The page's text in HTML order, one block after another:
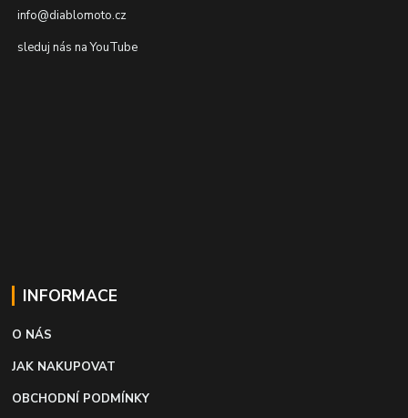
info@diablomoto.cz
sleduj nás na YouTube
INFORMACE
O NÁS
JAK NAKUPOVAT
OBCHODNÍ PODMÍNKY